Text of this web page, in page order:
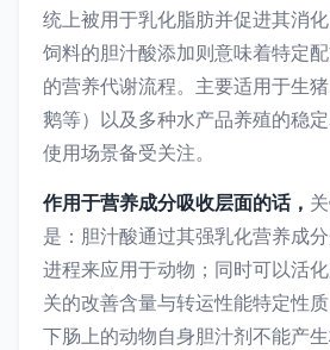
统上被用于乳化脂肪并促进其消
饲料的胆汁酸添加则意味着特定
的营养代谢流程。主要适用于生猪
鹅等）以及多种水产品养殖的稳
使用场景备受关注。
作用于营养成分吸收层面的话，
是：胆汁酸通过其强乳化营养成
进程来应用于动物；同时可以活
关的改善含量与转运性能特定性
下肠上的动物自身胆汁剂不能产